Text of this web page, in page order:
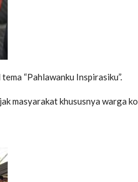
“Pahlawanku Inspirasiku”.
masyarakat khususnya warga